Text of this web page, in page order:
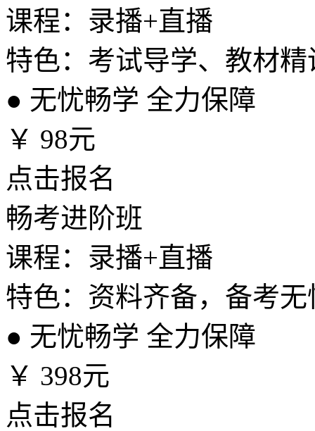
课程：录播+直播
特色：考试导学、教材
● 无忧畅学 全力保障
￥ 98元
点击报名
畅考进阶班
课程：录播+直播
特色：资料齐备，备考无
● 无忧畅学 全力保障
￥ 398元
点击报名